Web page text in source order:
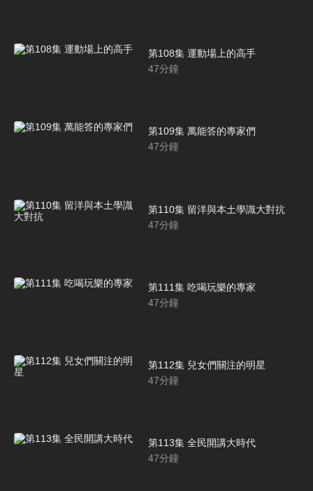
第108集 運動場上的高手
47分鐘
第109集 萬能答的專家們
47分鐘
第110集 留洋與本土學識大對抗
47分鐘
第111集 吃喝玩樂的專家
47分鐘
第112集 兒女們關注的明星
47分鐘
第113集 全民開講大時代
47分鐘